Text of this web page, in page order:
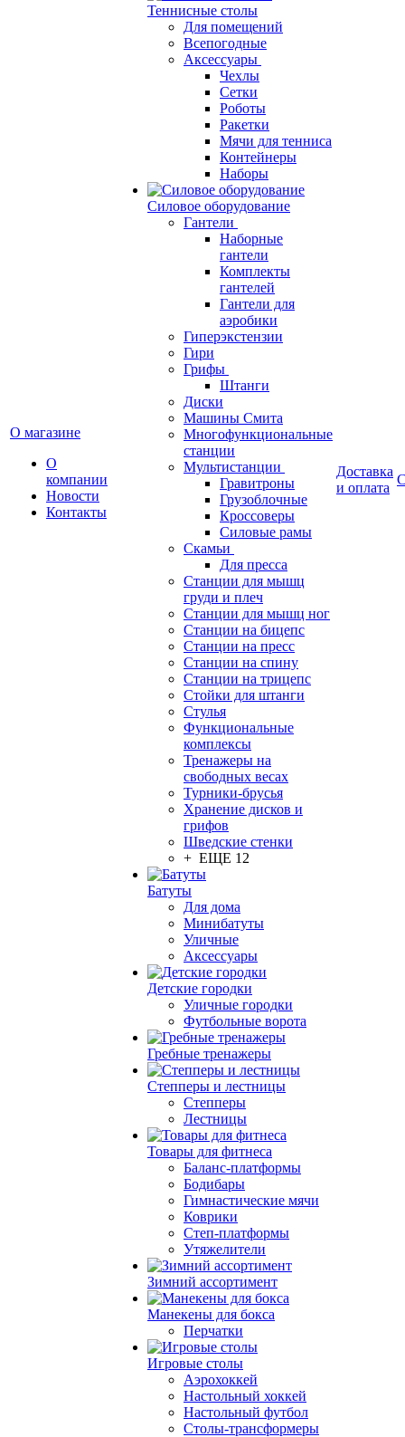
О магазине
О
компании
Новости
Контакты
Теннисные столы
Для помещений
Всепогодные
Аксессуары
Чехлы
Сетки
Роботы
Ракетки
Мячи для тенниса
Контейнеры
Наборы
Силовое оборудование
Гантели
Наборные
гантели
Комплекты
гантелей
Гантели для
аэробики
Гиперэкстензии
Гири
Грифы
Штанги
Диски
Машины Смита
Многофункциональные
станции
Мультистанции
Гравитроны
Грузоблочные
Кроссоверы
Силовые рамы
Скамьи
Для пресса
Станции для мышц
груди и плеч
Станции для мышц ног
Станции на бицепс
Станции на пресс
Станции на спину
Станции на трицепс
Стойки для штанги
Стулья
Функциональные
комплексы
Тренажеры на
свободных весах
Турники-брусья
Хранение дисков и
грифов
Шведские стенки
+ ЕЩЕ 12
Батуты
Для дома
Минибатуты
Уличные
Аксессуары
Детские городки
Уличные городки
Футбольные ворота
Гребные тренажеры
Степперы и лестницы
Степперы
Лестницы
Товары для фитнеса
Баланс-платформы
Бодибары
Гимнастические мячи
Коврики
Степ-платформы
Утяжелители
Зимний ассортимент
Манекены для бокса
Перчатки
Игровые столы
Аэрохоккей
Настольный хоккей
Настольный футбол
Столы-трансформеры
Доставка
и оплата